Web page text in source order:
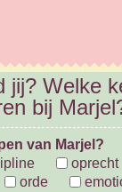
jij? Welke
bij
van Marjel?
oprecht
orde